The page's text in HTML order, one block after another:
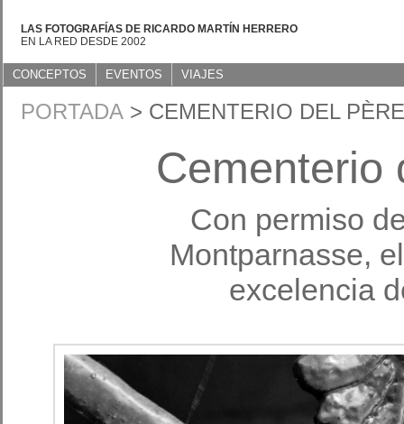
LAS FOTOGRAFÍAS DE RICARDO MARTÍN HERRERO
EN LA RED DESDE 2002
CONCEPTOS EVENTOS VIAJES
PORTADA > CEMENTERIO DEL
Cementerio
Con permiso
Montparnasse,
excelencia